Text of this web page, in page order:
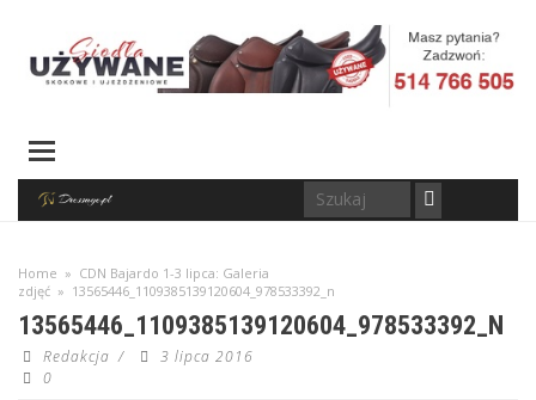
Home » CDN Bajardo 1-3 lipca: Galeria
zdjęć » 13565446_1109385139120604_978533392_n
13565446_1109385139120604_978533392_N
Redakcja /
3 lipca 2016
0